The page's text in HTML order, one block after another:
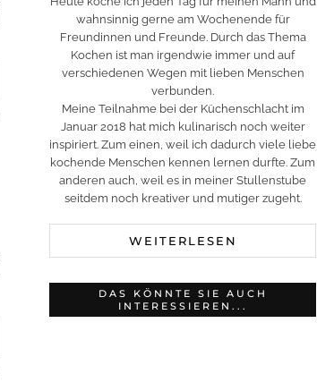
wahnsinnig gerne am Wochenende für
Freundinnen und Freunde. Durch das Thema
Kochen ist man irgendwie immer und auf
verschiedenen Wegen mit lieben Menschen
verbunden.
Meine Teilnahme bei der Küchenschlacht im
Januar 2018 hat mich kulinarisch noch weiter
inspiriert. Zum einen, weil ich dadurch viele liebe
kochende Menschen kennen lernen durfte. Zum
anderen auch, weil es in meiner Stullenstube
seitdem noch kreativer und mutiger zugeht.
WEITERLESEN
DAS KÖNNTE SIE AUCH
INTERESSIEREN...